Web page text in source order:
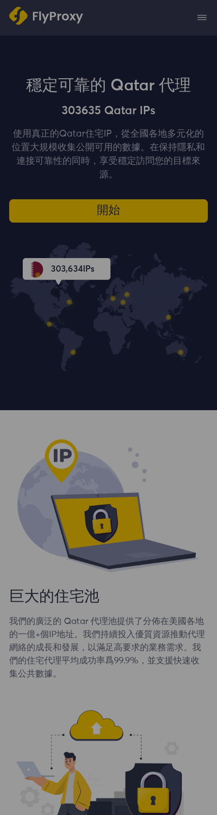
穩定可靠的 Qatar 代理
303635 Qatar IPs
使用真正的Qatar住宅IP，從全國各地多元化的
位置大規模收集公開可用的數據。在保持隱私和
連接可靠性的同時，享受穩定訪問您的目標來
源。
開始
303,635IPs
巨大的住宅池
我們的廣泛的 Qatar 代理池提供了分佈在美國各地
的一億+個IP地址。我們持續投入優質資源推動代理
網絡的成長和發展，以滿足高要求的業務需求。我
們的住宅代理平均成功率爲99.9%，並支援快速收
集公共數據。